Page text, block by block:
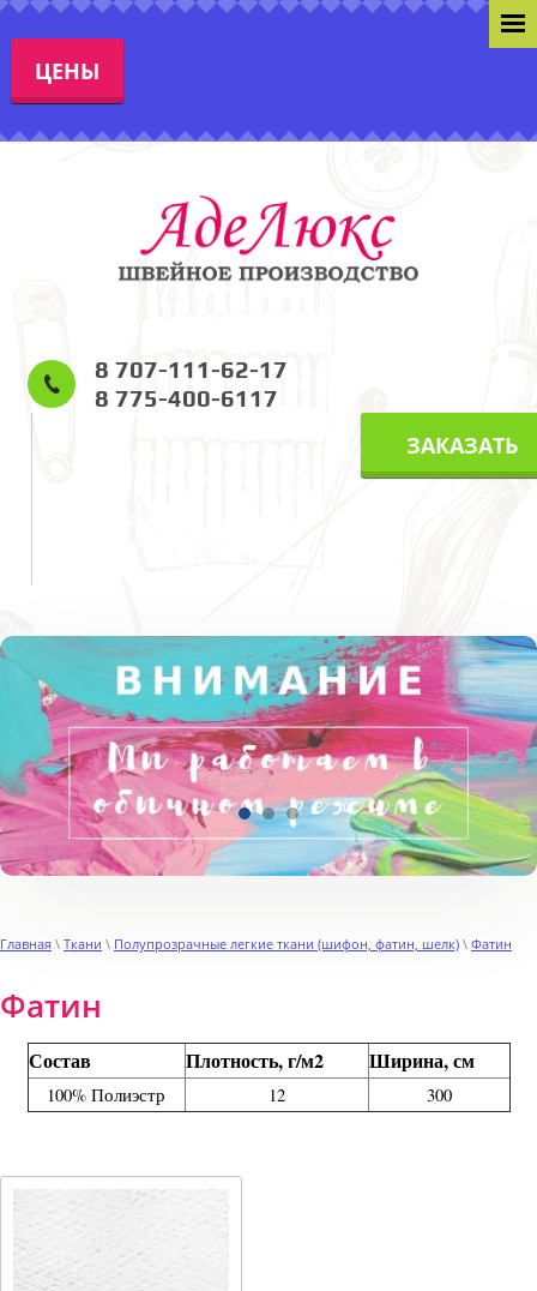
ЦЕНЫ
8 707-111-62-17
8 775-400-6117
ЗАКАЗАТЬ
Главная \ Ткани \ Полупрозрачные легкие ткани (шифон, фатин, шелк) \ Фатин
Фатин
Состав Плотность, г/м2 Ширина, см
100% Полиэстр 12 300